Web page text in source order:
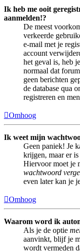
Ik heb me ooit
aanmelden!?
De meest
verkeerde
e-mail met je
account
het geval is, heb
normaal dat
geen berichten
de database qua
registreren en
Omhoog
Ik weet mijn
Geen paniek! Je
krijgen, maar er
Hiervoor moet je
wachtwoord
even later kan je
Omhoog
Waarom word ik
Als je de optie
aanvinkt, blijf je
wordt vermeden